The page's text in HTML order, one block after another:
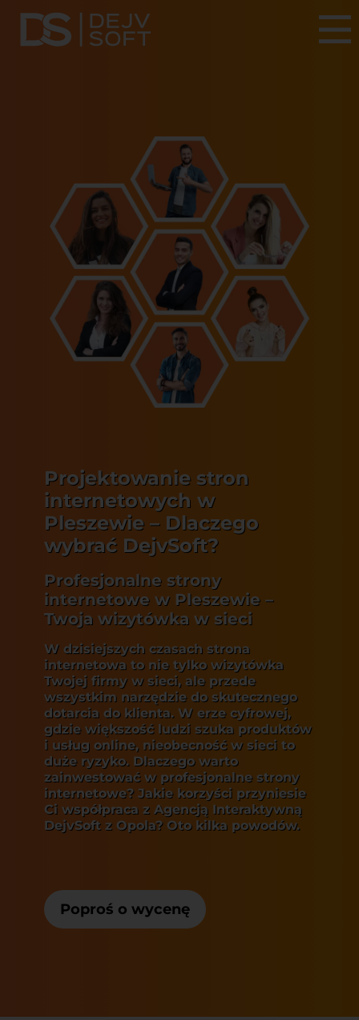
Projektowanie stron
internetowych w
Pleszewie – Dlaczego
wybrać DejvSoft?
Profesjonalne strony
internetowe w Pleszewie –
Twoja wizytówka w sieci
W dzisiejszych czasach strona
internetowa to nie tylko wizytówka
Twojej firmy w sieci, ale przede
wszystkim narzędzie do skutecznego
dotarcia do klienta. W erze cyfrowej,
gdzie większość ludzi szuka produktów
i usług online, nieobecność w sieci to
duże ryzyko. Dlaczego warto
zainwestować w profesjonalne strony
internetowe? Jakie korzyści przyniesie
Ci współpraca z Agencją Interaktywną
DejvSoft z Opola? Oto kilka powodów.
Poproś o wycenę